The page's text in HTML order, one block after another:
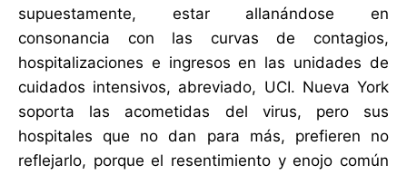
supuestamente, estar allanándose en
consonancia con las curvas de contagios,
hospitalizaciones e ingresos en las unidades de
cuidados intensivos, abreviado, UCI. Nueva York
soporta las acometidas del virus, pero sus
hospitales que no dan para más, prefieren no
reflejarlo, porque el resentimiento y enojo común